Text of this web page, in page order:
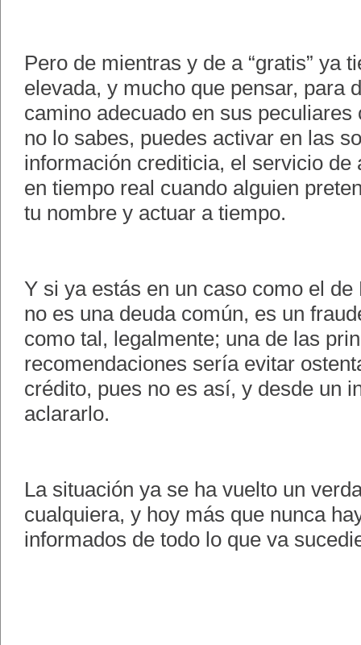
Pero de mientras y de a “gratis” ya
elevada, y mucho que pensar, para
camino adecuado en sus
no lo sabes, puedes activar en las
información crediticia, el servicio de
en tiempo real cuando alguien
tu nombre y actuar a tiempo.
Y si ya estás en un caso como el
no es una deuda común, es un
como tal, legalmente; una de las
recomendaciones sería evitar
crédito, pues no es así, y desde un
aclararlo.
La situación ya se ha vuelto un
cualquiera, y hoy más que nunca
informados de todo lo que va